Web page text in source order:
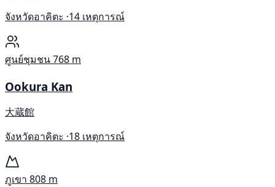
จังหวัดอาคิตะ ·14 เหตุการณ์
ศูนย์ชุมชน768 m
Ookura Kan
大蔵館
จังหวัดอาคิตะ ·18 เหตุการณ์
ภูเขา 808 m